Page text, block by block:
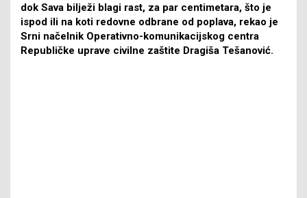
dok Sava bilježi blagi rast, za par centimetara, što je
ispod ili na koti redovne odbrane od poplava, rekao je
Srni načelnik Operativno-komunikacijskog centra
Republičke uprave civilne zaštite Dragiša Tešanović.